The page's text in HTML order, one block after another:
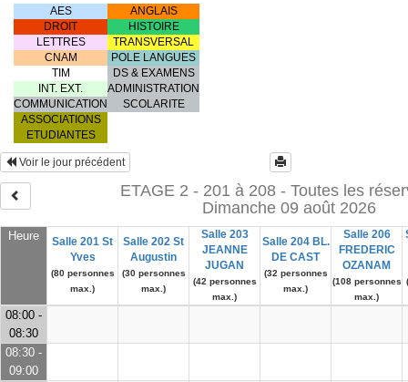
AES
ANGLAIS
DROIT
HISTOIRE
LETTRES
TRANSVERSAL
CNAM
POLE LANGUES
TIM
DS & EXAMENS
INT. EXT.
ADMINISTRATION
COMMUNICATION
SCOLARITE
ASSOCIATIONS
ETUDIANTES
Heure
Salle 201 St
Yves
(80 personnes
max.)
Salle 202 St
Augustin
(30 personnes
max.)
Salle 203
JEANNE
JUGAN
(42 personnes
max.)
Salle 204 BL.
DE CAST
(32 personnes
max.)
Salle 206
FREDERIC
OZANAM
(108 personnes
max.)
Voir le jour précédent
ETAGE 2 - 201 à 208 - Toutes les
Dimanche 09 août 2026
08:00 -
08:30
08:30 -
09:00